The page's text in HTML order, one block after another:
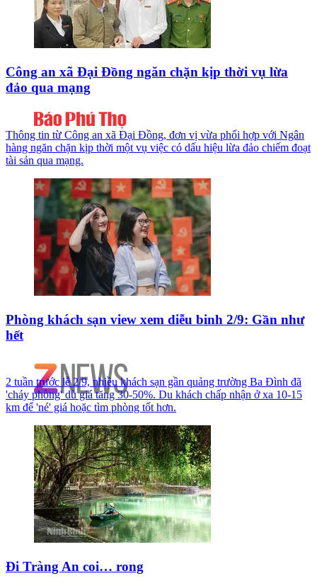
Công an xã Đại Đồng ngăn chặn kịp thời vụ lừa
đảo qua mạng
Thông tin từ Công an xã Đại Đồng, đơn vị vừa phối hợp với Ngân
hàng ngăn chặn kịp thời một vụ việc có dấu hiệu lừa đảo chiếm đoạt
tài sản qua mạng.
Phòng khách sạn view xem diễu binh 2/9: Gần như
hết
2 tuần trước lễ 2/9, nhiều khách sạn gần quảng trường Ba Đình đã
'cháy phòng' dù giá tăng 30-50%. Du khách chấp nhận ở xa 10-15
km để 'né' giá hoặc tìm phòng tốt hơn.
Đi Tràng An coi… rong